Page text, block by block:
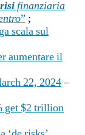
finanziaria
” ;
scala sul
aumentare il
22, 2024–
get $2 trillion